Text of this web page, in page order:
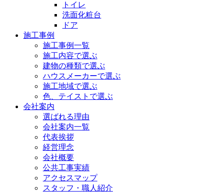
トイレ
洗面化粧台
ドア
施工事例
施工事例一覧
施工内容で選ぶ
建物の種類で選ぶ
ハウスメーカーで選ぶ
施工地域で選ぶ
色、テイストで選ぶ
会社案内
選ばれる理由
会社案内一覧
代表挨拶
経営理念
会社概要
公共工事実績
アクセスマップ
スタッフ・職人紹介